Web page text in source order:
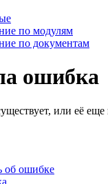
по модулям
по документам
ошибка
или её еще
об ошибке